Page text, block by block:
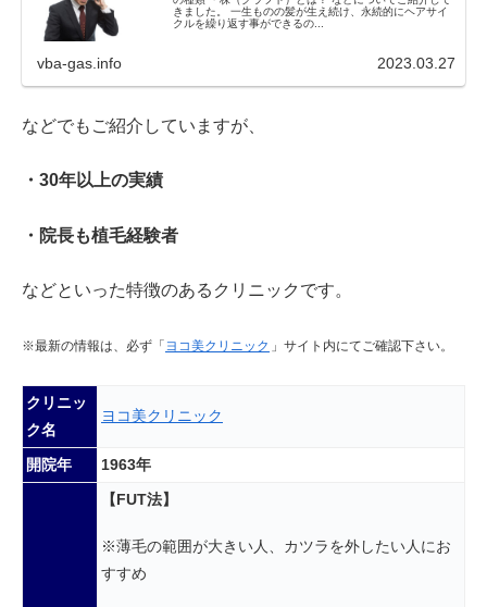
きました。 一生ものの髪が生え続け、永続的にヘアサイ
クルを繰り返す事ができるの...
vba-gas.info 2023.03.27
などでもご紹介していますが、
・30年以上の実績
・院長も植毛経験者
などといった特徴のあるクリニックです。
※最新の情報は、必ず「 ヨコ美クリニック 」サイト内にてご確認下さい。
クリニッ
ク名
ヨコ美クリニック
開院年 1963年
【FUT法】
※薄毛の範囲が大きい人、カツラを外したい人にお
すすめ